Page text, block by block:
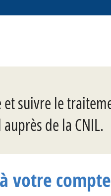
suivre le
de la CNIL.
votre